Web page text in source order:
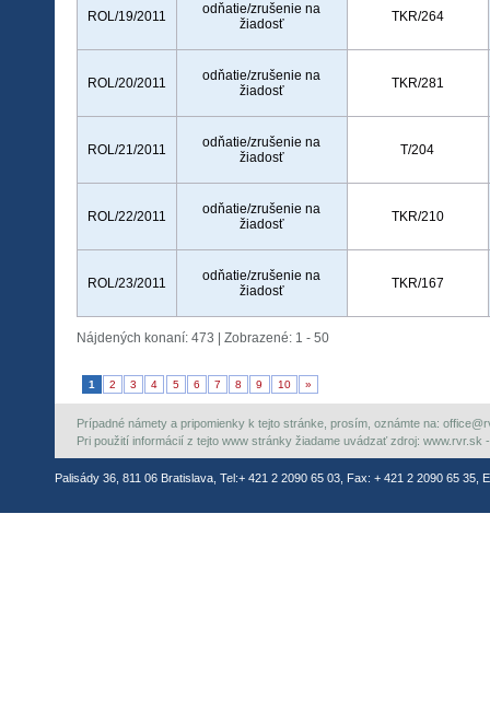
ROL/19/2011
odňatie/zrušenie na
žiadosť
TKR/264
ROL/20/2011
odňatie/zrušenie na
žiadosť
TKR/281
ROL/21/2011
odňatie/zrušenie na
žiadosť
T/204
ROL/22/2011
odňatie/zrušenie na
žiadosť
TKR/210
ROL/23/2011
odňatie/zrušenie na
žiadosť
TKR/167
Nájdených konaní: 473 | Zobrazené: 1 - 50
1 2 3 4 5 6 7 8 9 10 »
Prípadné námety a pripomienky k tejto stránke, prosím, oznámte na:
Pri použití informácií z tejto www stránky žiadame uvádzať zdroj: www.rvr.sk
Palisády 36, 811 06 Bratislava, Tel:+ 421 2 2090 65 03, Fax: + 421 2 2090 65 35,